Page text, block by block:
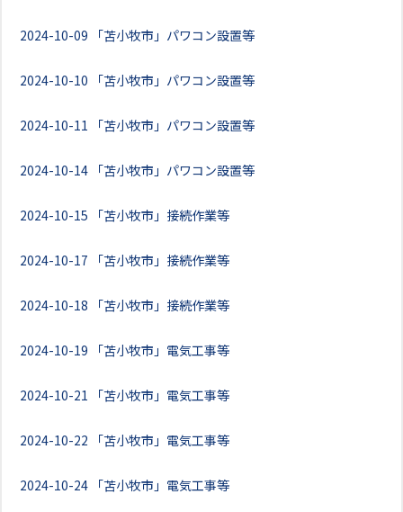
2024-10-09 「苫小牧市」パワコン設置等
2024-10-10 「苫小牧市」パワコン設置等
2024-10-11 「苫小牧市」パワコン設置等
2024-10-14 「苫小牧市」パワコン設置等
2024-10-15 「苫小牧市」接続作業等
2024-10-17 「苫小牧市」接続作業等
2024-10-18 「苫小牧市」接続作業等
2024-10-19 「苫小牧市」電気工事等
2024-10-21 「苫小牧市」電気工事等
2024-10-22 「苫小牧市」電気工事等
2024-10-24 「苫小牧市」電気工事等